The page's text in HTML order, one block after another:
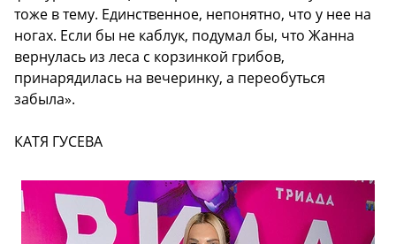
тоже в тему. Единственное, непонятно, что у нее на
ногах. Если бы не каблук, подумал бы, что Жанна
вернулась из леса с корзинкой грибов,
принарядилась на вечеринку, а переобуться
забыла».
КАТЯ ГУСЕВА